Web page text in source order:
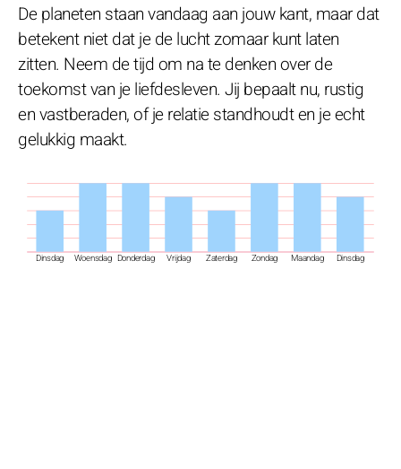
Dinsdag Woensdag Donderdag Vrijdag Zaterdag Zondag Maandag Dinsdag
De planeten staan vandaag aan jouw kant, maar dat
betekent niet dat je de lucht zomaar kunt laten
zitten. Neem de tijd om na te denken over de
toekomst van je liefdesleven. Jij bepaalt nu, rustig
en vastberaden, of je relatie standhoudt en je echt
gelukkig maakt.